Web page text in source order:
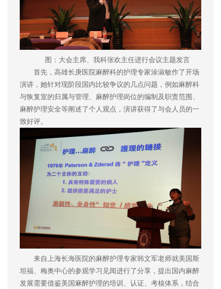
图：大会主席、我科张欢主任进行会议主题发言
首先，高雄长庚医院麻醉科的护理专家涂淑敏作了开场
演讲，她针对现阶段国内比较争议的几点问题，例如麻醉科
与恢复室的归属与管理、麻醉护理岗位的编制及职责范围、
麻醉护理安全等阐述了个人观点，演讲获得了与会人员的一
致好评。
来自上海长海医院的麻醉护理专家韩文军老师就美国斯
坦福、梅奥中心的参观学习见闻进行了分享，提出国内麻醉
发展需要借鉴美国麻醉护理的培训、认证、考核体系，结合